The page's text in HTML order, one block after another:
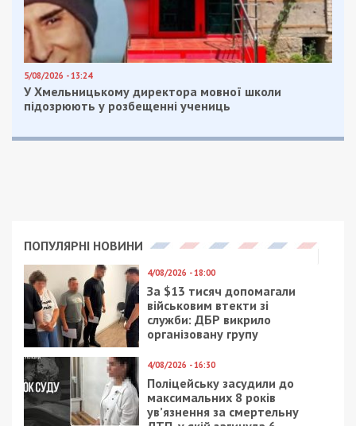
всему городу. Вроде бы отработанная схема, но
не везде-то она сработала. В этот момент люди
и задумались, а как же себя тогда обезопасить?
Что же делать в ситуации реальной опасности и
куда бежать, выясняли корреспонденты
канала.Так, в Днепре более трехсот защитных
предприятиях.
“Здесь был магазин. И его администрация в
принципе декларировала, что у них есть все,
чтобы обеспечить людей. Опять же, проверить
это, к сожалению, было невозможно, потому что
это частная собственность”, – говорит Михаил
Тонконогий.
Ситуация оказалась в реальности не веселой,
несколько десятков бомбоубежищ – заброшены